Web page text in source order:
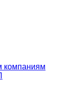
компаниям